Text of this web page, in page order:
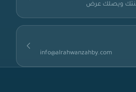
ويصلك عرض
info@alrahwanzahby.com